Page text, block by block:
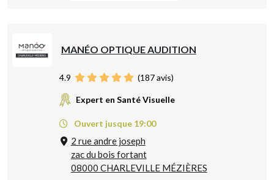
MANÉO OPTIQUE AUDITION
4.9 (187avis)
Expert en Santé Visuelle
Ouvert jusque 19:00
2 rue andre joseph
zac du bois fortant
08000 CHARLEVILLE MÉZIÈRES